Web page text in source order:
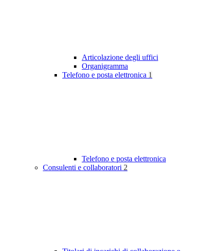
Articolazione degli uffici
Organigramma
Telefono e posta elettronica 1
Telefono e posta elettronica
Consulenti e collaboratori 2